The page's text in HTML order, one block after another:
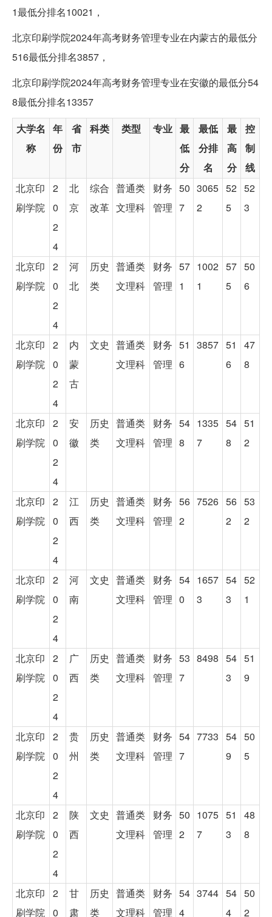
1最低分排名10021，
北京印刷学院2024年高考财务管理专业在内蒙古的最低分
516最低分排名3857，
北京印刷学院2024年高考财务管理专业在安徽的最低分54
8最低分排名13357
大学名
称
年
份
省
市
科类 类型 专业 最
低
分
最低
分排
名
最
高
分
控
制
线
北京印
刷学院
2
0
2
4
北
京
综合
改革
普通类
文理科
财务
管理
50
7
3065
2
52
5
52
3
北京印
刷学院
2
0
2
4
河
北
历史
类
普通类
文理科
财务
管理
57
1
1002
1
57
5
50
6
北京印
刷学院
2
0
2
4
内
蒙
古
文史 普通类
文理科
财务
管理
51
6
3857 51
6
47
8
北京印
刷学院
2
0
2
4
安
徽
历史
类
普通类
文理科
财务
管理
54
8
1335
7
54
8
51
2
北京印
刷学院
2
0
2
4
江
西
历史
类
普通类
文理科
财务
管理
56
2
7526 56
2
53
2
北京印
刷学院
2
0
2
4
河
南
文史 普通类
文理科
财务
管理
54
0
1657
3
54
3
52
1
北京印
刷学院
2
0
2
4
广
西
历史
类
普通类
文理科
财务
管理
53
7
8498 54
3
51
9
北京印
刷学院
2
0
2
4
贵
州
历史
类
普通类
文理科
财务
管理
54
7
7733 54
9
50
5
北京印
刷学院
2
0
2
4
陕
西
文史 普通类
文理科
财务
管理
50
2
1075
7
51
3
48
8
北京印
刷学院
2
0
甘
肃
历史
类
普通类
文理科
财务
管理
54
4
3744 54
4
50
2